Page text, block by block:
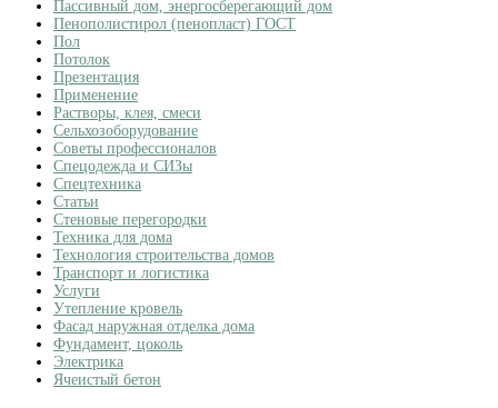
Пассивный дом, энергосберегающий дом
Пенополистирол (пенопласт) ГОСТ
Пол
Потолок
Презентация
Применение
Растворы, клея, смеси
Сельхозоборудование
Советы профессионалов
Спецодежда и СИЗы
Спецтехника
Статьи
Стеновые перегородки
Техника для дома
Технология строительства домов
Транспорт и логистика
Услуги
Утепление кровель
Фасад наружная отделка дома
Фундамент, цоколь
Электрика
Ячеистый бетон